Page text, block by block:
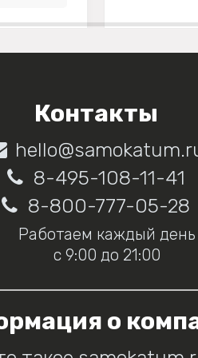
Контакты
8-495-108-11-41
8-800-777-05-28
Работаем каждый день
с 9:00 до 21:00
о